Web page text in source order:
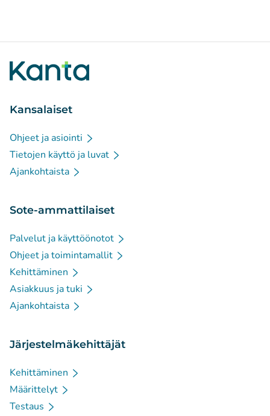
Kansalaiset
Ohjeet ja asiointi
Tietojen käyttö ja luvat
Ajankohtaista
Sote-ammattilaiset
Palvelut ja käyttöönotot
Ohjeet ja toimintamallit
Kehittäminen
Asiakkuus ja tuki
Ajankohtaista
Järjestelmäkehittäjät
Kehittäminen
Määrittelyt
Testaus